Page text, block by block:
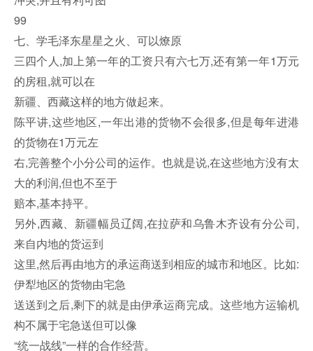
99
七、学毛泽东星星之火、可以燎原
三四个人,加上第一年的工资只有六七万,还有第一年1万元
的房租,就可以在
新疆、西藏这样的地方做起来。
陈平讲,这些地区,一年出港的货物不会很多,但是每年进港
的货物在1万元左
右,完善整个小分公司的运作。也就是说,在这些地方没有太
大的利润,但也不至于
赔本,基本持平。
另外,西藏、新疆幅员辽阔,在拉萨和乌鲁木齐设有分公司,
来自内地的货运到
这里,然后再由地方的承运商送到相应的城市和地区。比如:
伊犁地区的货物由宅急
送送到之后,剩下的就是由伊承运商完成。这些地方运输机
构不属于宅急送但可以像
“统一战线”一样的合作经营。